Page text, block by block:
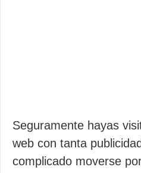
Seguramente hayas
web con tanta
complicado moverse